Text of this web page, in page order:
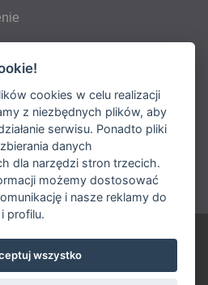
cookies w celu realizacji
z niezbędnych plików, aby
serwisu. Ponadto pliki
danych
dla narzędzi stron trzecich.
możemy dostosować
i nasze reklamy do
profilu.
wszystko